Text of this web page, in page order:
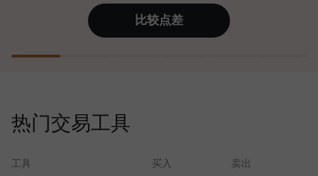
值账户即可获得iPhone、MacBook
或梦想旅行
证6个月内利润增长3倍。放心交易—
您的资金受到保护！
比较点差
热门交易工具
工具 买入 卖出